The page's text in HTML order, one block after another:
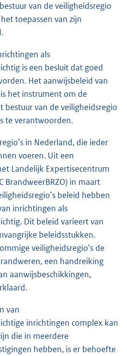
van de veiligheidsregio
toepassen van zijn
als
is een besluit dat goed
Het aanwijsbeleid van
het instrument om de
bestuur van de veiligheidsregio
te verantwoorden.
in Nederland, die ieder
voeren. Uit een
Landelijk Expertisecentrum
BrandweerBRZO) in maart
beleid hebben
inrichtingen als
Dit beleid varieert van
beleidsstukken.
veiligheidsregio’s de
een handreiking
aanwijsbeschikkingen,
van
inrichtingen complex kan
die in meerdere
hebben, is er behoefte